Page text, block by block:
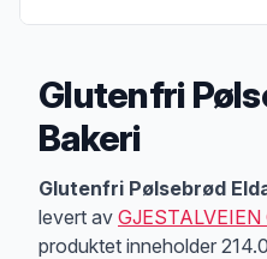
Glutenfri
Bakeri
Produktbeskrivelse
Glutenfri Pølsebrød
levert av
produktet inneholder